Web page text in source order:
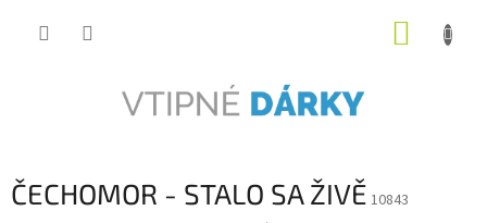
ČECHOMOR - STALO SA ŽIVĚ 10843